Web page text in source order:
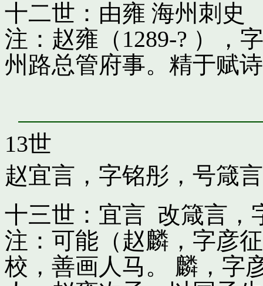
十二世：由雍 海州刺史
注：赵雍（1289-? ），
州路总管府事。精于赋
13世
赵宜言，字铭彤，号箴言
十三世：宜言 改箴言，
注：可能（赵麟，字彦
校，善画人马。 麟，字